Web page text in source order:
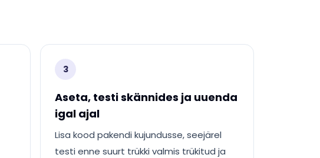
3
Aseta, testi skännides ja uuenda
igal ajal
Lisa kood pakendi kujundusse, seejärel
testi enne suurt trükki valmis trükitud ja